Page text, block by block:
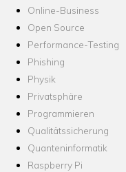
Online-Business
Open Source
Performance-Testing
Phishing
Physik
Privatsphäre
Programmieren
Qualitätssicherung
Quanteninformatik
Raspberry Pi